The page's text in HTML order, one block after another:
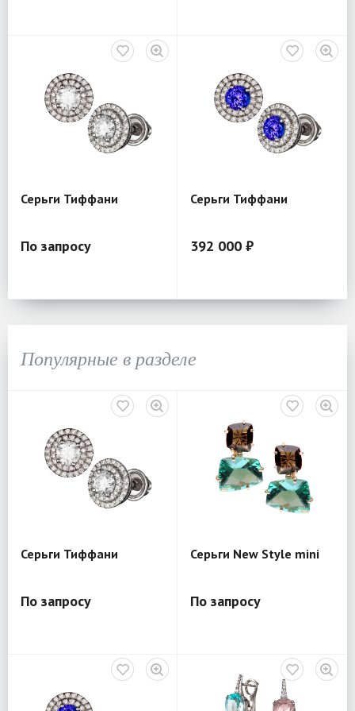
Серьги Тиффани
По запросу
Серьги Тиффани
392 000 ₽
Популярные в разделе
Серьги Тиффани
По запросу
Серьги New Style mini
По запросу